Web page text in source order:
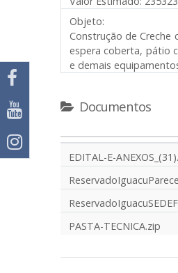
Objeto:
Construção de
espera coberta, pátio
e demais
Documentos
EDITAL-E-
PASTA-TECNICA.zip